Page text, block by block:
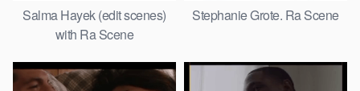
Salma Hayek (edit scenes)
with Ra Scene
Stephanie Grote. Ra Scene